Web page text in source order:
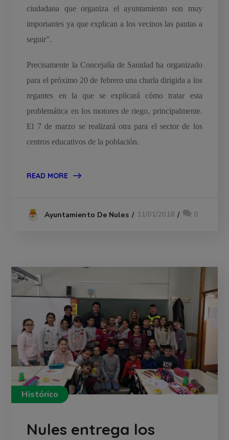
ciudadana que organiza el ayuntamiento son muy
importantes ya que explican a los vecinos las pautas a
seguir”.
Precisamente la Concejalía de Sanidad ha organizado
para el próximo 20 de febrero una charla dirigida a los
regantes en la que se explicará cómo tratar esta
problemática en los motores de riego, principalmente.
El 7 de marzo se realizará otra para el sector de los
centros educativos de la población.
READ MORE
Ayuntamiento De Nules 11/01/2018 0
Histórico
Nules entrega los